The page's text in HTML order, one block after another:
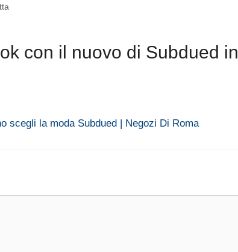
con il nuovo di Subdued in
scegli la moda Subdued | Negozi Di Roma